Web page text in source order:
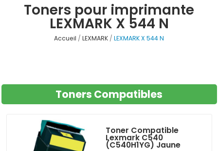
Toners pour imprimante
LEXMARK X 544 N
Accueil LEXMARK LEXMARK X 544 N
Toners Compatibles
Toner Compatible
Lexmark C540
(C540H1YG) Jaune